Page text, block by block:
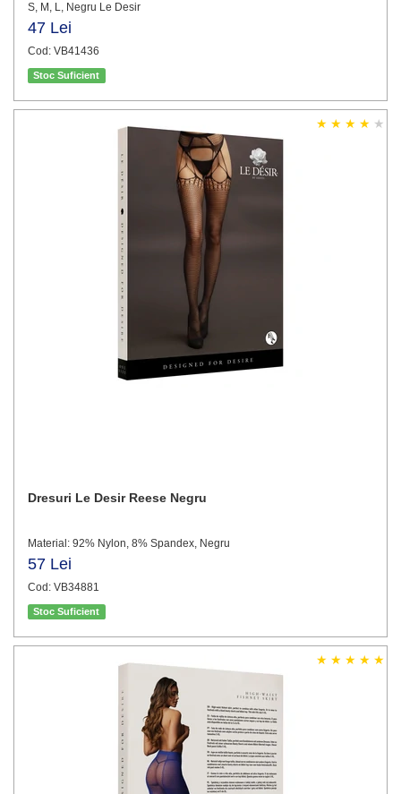
S, M, L, Negru Le Desir
47 Lei
Cod: VB41436
Stoc Suficient
Dresuri Le Desir Reese Negru
Material: 92% Nylon, 8% Spandex, Negru
57 Lei
Cod: VB34881
Stoc Suficient